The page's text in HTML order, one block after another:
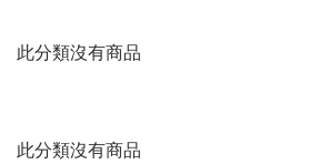
此分類沒有商品
此分類沒有商品